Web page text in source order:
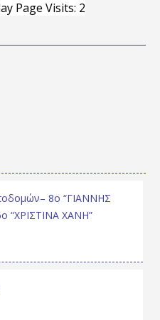
Page Visits: 2
8ο “ΓΙΑΝΝΗΣ
“ΧΡΙΣΤΙΝΑ ΧΑΝΗ”